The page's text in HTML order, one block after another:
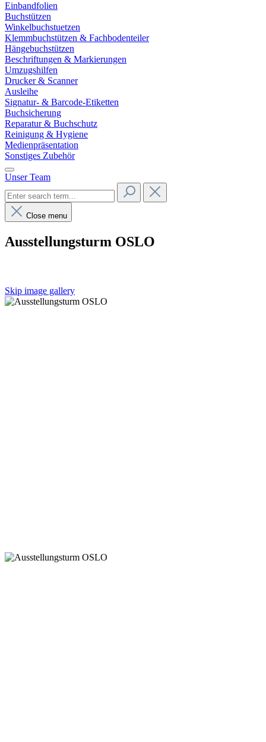
Einbandfolien
Buchstützen
Winkelbuchstuetzen
Klemmbuchstützen & Fachbodenteiler
Hängebuchstützen
Beschriftungen & Markierungen
Umzugshilfen
Drucker & Scanner
Ausleihe
Signatur- & Barcode-Etiketten
Buchsicherung
Reparatur & Buchschutz
Reinigung & Hygiene
Medienpräsentation
Sonstiges Zubehör
Unser Team
Close menu
Ausstellungsturm OSLO
Skip image gallery